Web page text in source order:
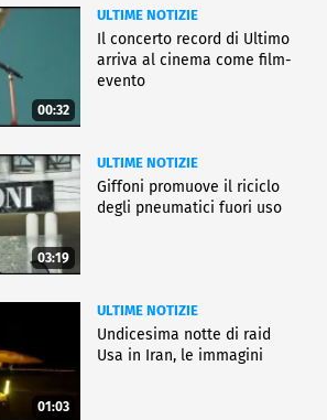
00:32
ULTIME NOTIZIE
Il concerto record di Ultimo
arriva al cinema come film-
evento
03:19
ULTIME NOTIZIE
Giffoni promuove il riciclo
degli pneumatici fuori uso
01:03
ULTIME NOTIZIE
Undicesima notte di raid
Usa in Iran, le immagini